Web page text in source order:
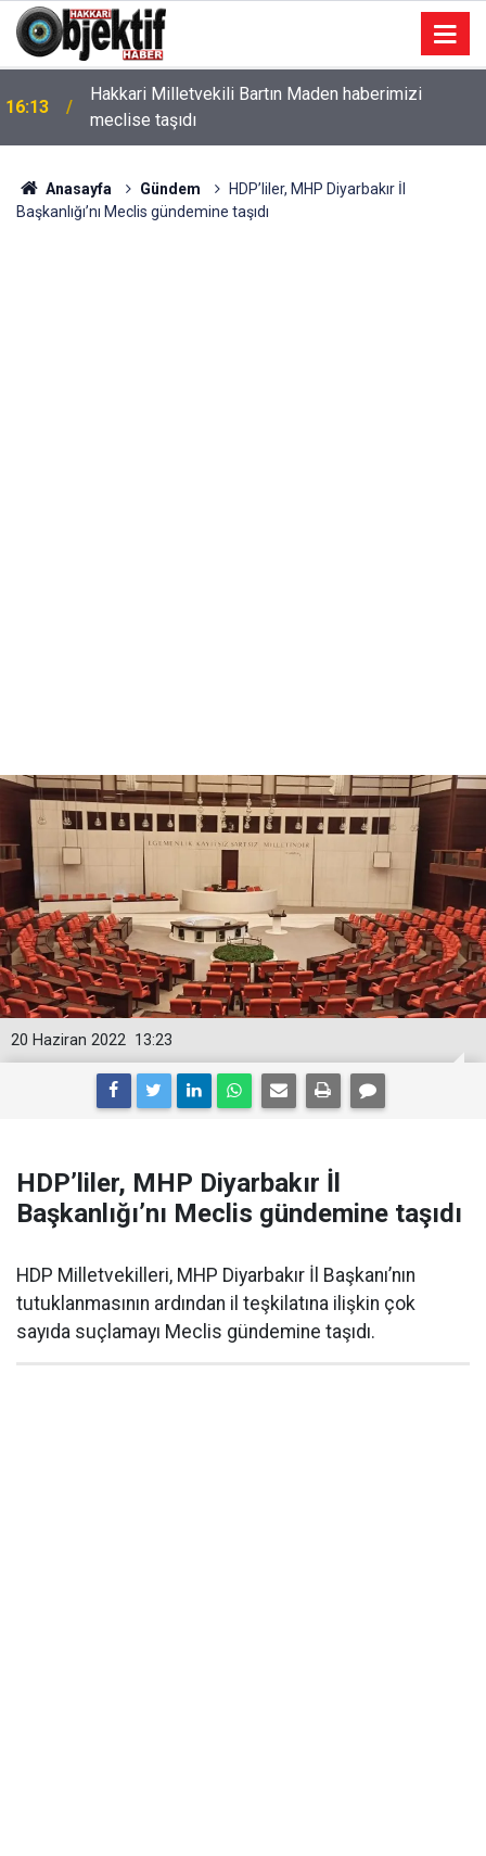
16:13
Hakkari Milletvekili Bartın Maden haberimizi
meclise taşıdı
Anasayfa Gündem
HDP’liler, MHP Diyarbakır İl
Başkanlığı’nı Meclis gündemine taşıdı
13:23
20 Haziran 2022
HDP’liler, MHP Diyarbakır İl
Başkanlığı’nı Meclis gündemine taşıdı
HDP Milletvekilleri, MHP Diyarbakır İl Başkanı’nın
tutuklanmasının ardından il teşkilatına ilişkin çok
sayıda suçlamayı Meclis gündemine taşıdı.